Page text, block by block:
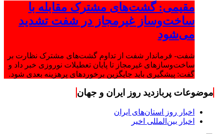
مقیمی: گشت‌های مشترک مقابله با
ساخت‌وساز غیرمجاز در شفت تشدید
می‌شود
شفت- فرماندار شفت از تداوم گشت‌های مشترک نظارت بر
ساخت‌وسازهای غیرمجاز تا پایان تعطیلات نوروزی خبر داد و
گفت: پیشگیری باید جایگزین برخوردهای پرهزینه بعدی شود.
موضوعات پربازدید روز ایران و جهان
اخبار روز استان‌های ایران
اخبار بین‌المللی اخیر